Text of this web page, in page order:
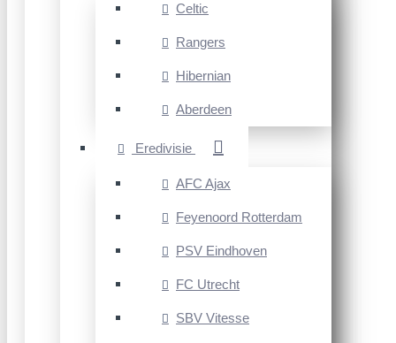
Celtic
Rangers
Hibernian
Aberdeen
Eredivisie
AFC Ajax
Feyenoord Rotterdam
PSV Eindhoven
FC Utrecht
SBV Vitesse